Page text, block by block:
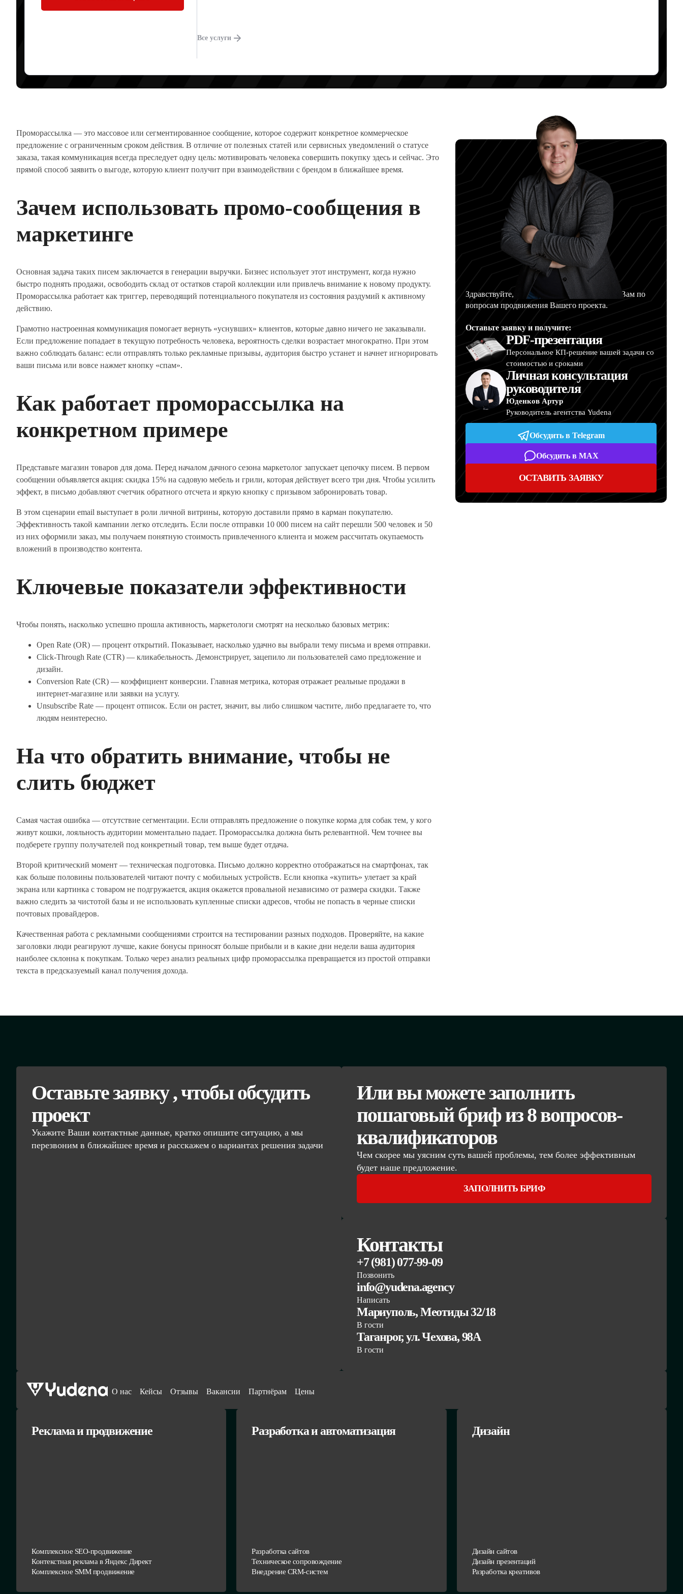
Все услуги
Проморассылка — это массовое или сегментированное сообщение, которое содержит конкретное коммерческое
предложение с ограниченным сроком действия. В отличие от полезных статей или сервисных уведомлений о статусе
заказа, такая коммуникация всегда преследует одну цель: мотивировать человека совершить покупку здесь и сейчас. Это
прямой способ заявить о выгоде, которую клиент получит при взаимодействии с брендом в ближайшее время.
Зачем использовать промо-сообщения в
маркетинге
Основная задача таких писем заключается в генерации выручки. Бизнес использует этот инструмент, когда нужно
быстро поднять продажи, освободить склад от остатков старой коллекции или привлечь внимание к новому продукту.
Проморассылка работает как триггер, переводящий потенциального покупателя из состояния раздумий к активному
действию.
Грамотно настроенная коммуникация помогает вернуть «уснувших» клиентов, которые давно ничего не заказывали.
Если предложение попадает в текущую потребность человека, вероятность сделки возрастает многократно. При этом
важно соблюдать баланс: если отправлять только рекламные призывы, аудитория быстро устанет и начнет игнорировать
ваши письма или вовсе нажмет кнопку «спам».
Как работает проморассылка на
конкретном примере
Представьте магазин товаров для дома. Перед началом дачного сезона маркетолог запускает цепочку писем. В первом
сообщении объявляется акция: скидка 15% на садовую мебель и грили, которая действует всего три дня. Чтобы усилить
эффект, в письмо добавляют счетчик обратного отсчета и яркую кнопку с призывом забронировать товар.
В этом сценарии email выступает в роли личной витрины, которую доставили прямо в карман покупателю.
Эффективность такой кампании легко отследить. Если после отправки 10 000 писем на сайт перешли 500 человек и 50
из них оформили заказ, мы получаем понятную стоимость привлеченного клиента и можем рассчитать окупаемость
вложений в производство контента.
Ключевые показатели эффективности
Чтобы понять, насколько успешно прошла активность, маркетологи смотрят на несколько базовых метрик:
Open Rate (OR) — процент открытий. Показывает, насколько удачно вы выбрали тему письма и время отправки.
Click-Through Rate (CTR) — кликабельность. Демонстрирует, зацепило ли пользователей само предложение и
дизайн.
Conversion Rate (CR) — коэффициент конверсии. Главная метрика, которая отражает реальные продажи в
интернет-магазине или заявки на услугу.
Unsubscribe Rate — процент отписок. Если он растет, значит, вы либо слишком частите, либо предлагаете то, что
людям неинтересно.
На что обратить внимание, чтобы не
слить бюджет
Самая частая ошибка — отсутствие сегментации. Если отправлять предложение о покупке корма для собак тем, у кого
живут кошки, лояльность аудитории моментально падает. Проморассылка должна быть релевантной. Чем точнее вы
подберете группу получателей под конкретный товар, тем выше будет отдача.
Второй критический момент — техническая подготовка. Письмо должно корректно отображаться на смартфонах, так
как больше половины пользователей читают почту с мобильных устройств. Если кнопка «купить» улетает за край
экрана или картинка с товаром не подгружается, акция окажется провальной независимо от размера скидки. Также
важно следить за чистотой базы и не использовать купленные списки адресов, чтобы не попасть в черные списки
почтовых провайдеров.
Качественная работа с рекламными сообщениями строится на тестировании разных подходов. Проверяйте, на какие
заголовки люди реагируют лучше, какие бонусы приносят больше прибыли и в какие дни недели ваша аудитория
наиболее склонна к покупкам. Только через анализ реальных цифр проморассылка превращается из простой отправки
текста в предсказуемый канал получения дохода.
Здравствуйте, меня зовут Артур, и я помогу Вам по
вопросам продвижения Вашего проекта.
Оставьте заявку и получите:
PDF-презентация
Персональное КП-решение вашей задачи со
стоимостью и сроками
Личная консультация
руководителя
Юденков Артур
Руководитель агентства Yudena
Обсудить в Telegram
Обсудить в MAX
ОСТАВИТЬ ЗАЯВКУ
Оставьте заявку , чтобы обсудить
проект
Укажите Ваши контактные данные, кратко опишите ситуацию, а мы
перезвоним в ближайшее время и расскажем о вариантах решения задачи
Или вы можете заполнить
пошаговый бриф из 8 вопросов-
квалификаторов
Чем скорее мы уясним суть вашей проблемы, тем более эффективным
будет наше предложение.
ЗАПОЛНИТЬ БРИФ
Контакты
+7 (981) 077-99-09
Позвонить
info@yudena.agency
Написать
Мариуполь, Меотиды 32/18
В гости
Таганрог, ул. Чехова, 98А
В гости
О нас Кейсы Отзывы Вакансии Партнёрам Цены
Реклама и продвижение
Комплексное SEO-продвижение
Контекстная реклама в Яндекс Директ
Комплексное SMM продвижение
Разработка и автоматизация
Разработка сайтов
Техническое сопровождение
Внедрение CRM-систем
Дизайн
Дизайн сайтов
Дизайн презентаций
Разработка креативов